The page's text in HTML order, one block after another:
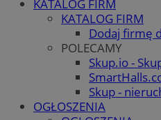
KATALOG FIRM
KATALOG FIRM
Dodaj firmę
POLECAMY
Skup.io -
Skup -
OGŁOSZENIA